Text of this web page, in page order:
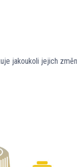
jakoukoli jejich